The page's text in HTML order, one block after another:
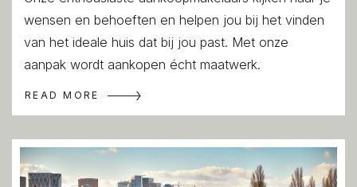
wensen en behoeften en helpen jou bij het vinden
van het ideale huis dat bij jou past. Met onze
aanpak wordt aankopen écht maatwerk.
READ MORE